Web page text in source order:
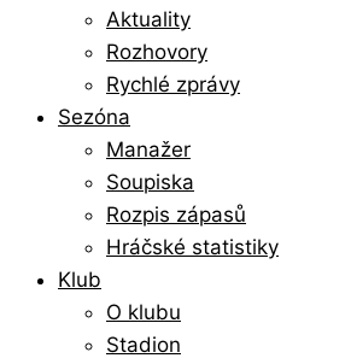
Aktuality
Rozhovory
Rychlé zprávy
Sezóna
Manažer
Soupiska
Rozpis zápasů
Hráčské statistiky
Klub
O klubu
Stadion